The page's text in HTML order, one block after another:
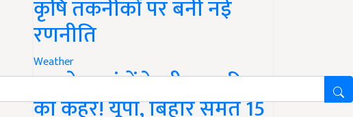
कृषि तकनीकों पर बनी नई
रणनीति
Weather
अगले 12 घंटों के भीतर बारिश
का कहर! यूपी, बिहार समेत 15